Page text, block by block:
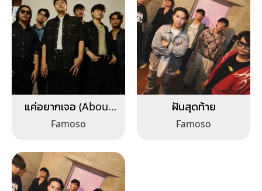
แค่อยากเจอ (About
Fate)
Famoso
ฝันสุดท้าย
Famoso